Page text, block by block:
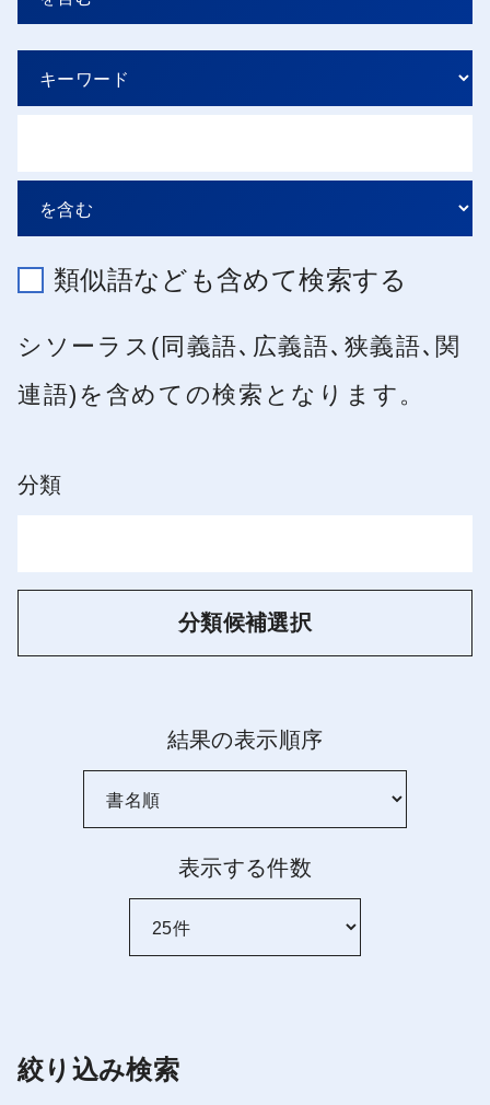
類似語なども含めて検索する
シソーラス(同義語､広義語､狭義語､関
連語)を含めての検索となります。
分類
分類候補選択
結果の表示順序
表示する件数
絞り込み検索